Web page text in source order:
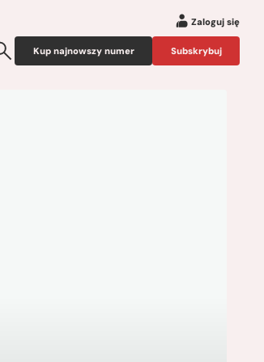
Zaloguj się
Kup najnowszy numer Subskrybuj